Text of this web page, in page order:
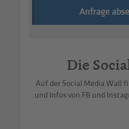
Anfrage
Die
Auf der Social Media Wall
und Infos von FB und